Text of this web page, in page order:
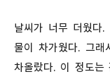
날씨가 너무 더웠다
물이 차가웠다. 그래
차올랐다. 이 정도는